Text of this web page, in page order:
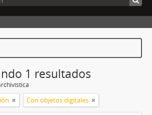
1 resultados
Con objetos digitales